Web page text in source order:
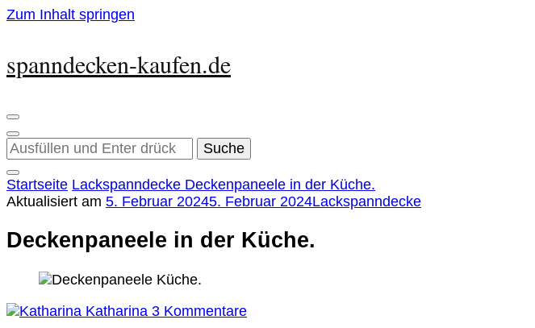
Zum Inhalt springen
spanndecken-kaufen.de
Suchst
du
nach
etwas?
Startseite Lackspanndecke Deckenpaneele in der Küche.
Aktualisiert am 5. Februar 20245. Februar 2024Lackspanndecke
Deckenpaneele in der Küche.
Katharina 3 Kommentarezu